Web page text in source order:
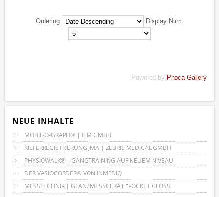
Ordering Display Num
Powered by Phoca Gallery
NEUE INHALTE
MOBIL-O-GRAPH® | IEM GMBH
KIEFERREGISTRIERUNG JMA | ZEBRIS MEDICAL GMBH
PHYSIOWALK® – GANGTRAINING AUF NEUEM NIVEAU
DER VASIOCORDER® VON INMEDIQ
MESSTECHNIK | GLANZMESSGERÄT "POCKET GLOSS"